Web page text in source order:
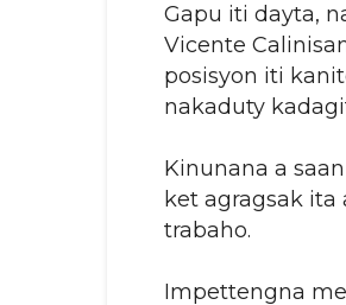
Gapu iti dayta,
Vicente
posisyon iti
nakaduty
Kinunana a
ket agragsak
trabaho.
Impettengna